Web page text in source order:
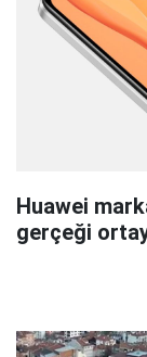
Huawei
gerçeği